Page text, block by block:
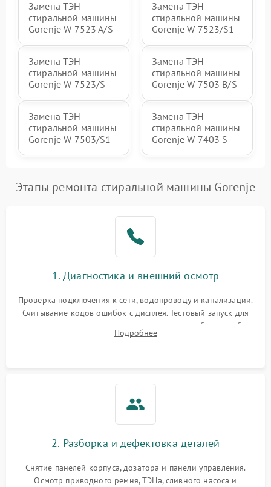
Замена ТЭН
стиральной машины
Gorenje W 7523 A/S
Замена ТЭН
стиральной машины
Gorenje W 7523/S1
Замена ТЭН
стиральной машины
Gorenje W 7523/S
Замена ТЭН
стиральной машины
Gorenje W 7503 B/S
Замена ТЭН
стиральной машины
Gorenje W 7503/S1
Замена ТЭН
стиральной машины
Gorenje W 7403 S
Этапы ремонта стиральной машины Gorenje
1. Диагностика и внешний осмотр
Проверка подключения к сети, водопроводу и канализации.
Считывание кодов ошибок с дисплея. Тестовый запуск для
выявления посторонних шумов, протечек или сбоев в работе
электронного модуля управления.
Подробнее
2. Разборка и дефектовка деталей
Снятие панелей корпуса, дозатора и панели управления.
Осмотр приводного ремня, ТЭНа, сливного насоса и